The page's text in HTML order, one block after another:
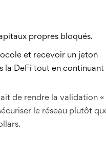
propres bloqués.
et recevoir un jeton
la DeFi tout en continuant
de rendre la validation «
le réseau plutôt